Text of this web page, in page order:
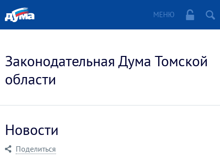
МЕНЮ
Законодательная Дума Томской
области
Новости
Поделиться